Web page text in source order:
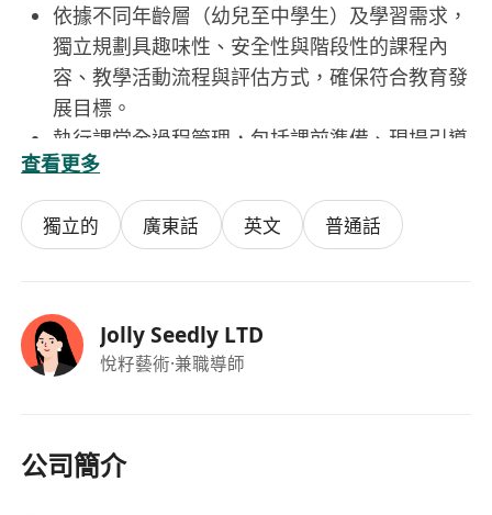
依據不同年齡層（幼兒至中學生）及學習需求，
獨立規劃具趣味性、安全性與階段性的課程內
容、教學活動流程與評估方式，確保符合教育發
展目標。
執行課堂全過程管理，包括課前準備、現場引導
與互動教學、動作示範與個別指導、課堂紀律維
持，以及課後學習成效匯報與家長/校方溝通。
持續觀察並記錄學生的參與度、身體協調性、節
續參與意願。
嚴格遵守《兒童條例》《個人資料（私隱）條
例》及機構內部合規指引，落實課堂安全防護措
變準備），並承擔學生在課堂期間的基本照顧責
任。
查看更多
獨立的 廣東話 英文 普通話
Jolly Seedly LTD
悅籽藝術·兼職導師
公司簡介